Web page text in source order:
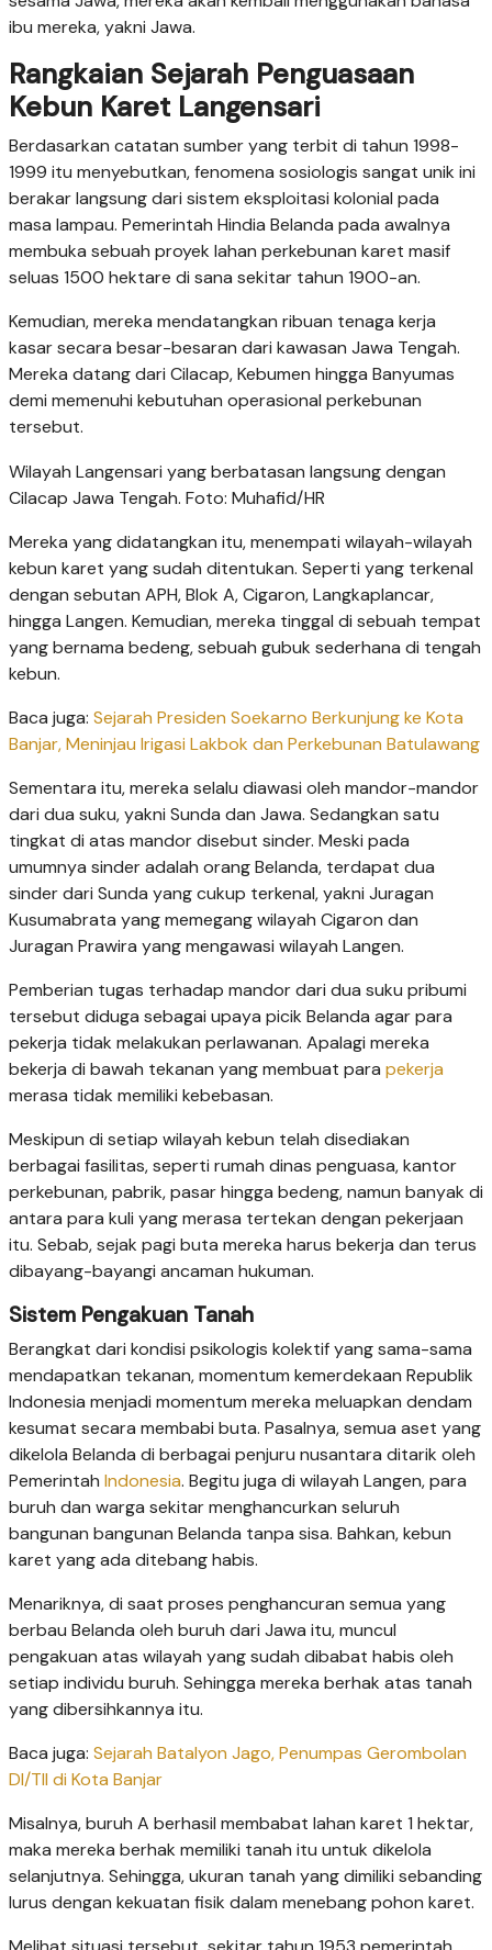
ibu mereka, yakni Jawa.
Rangkaian Sejarah Penguasaan
Kebun Karet Langensari
Berdasarkan catatan sumber yang terbit di tahun 1998-
1999 itu menyebutkan, fenomena sosiologis sangat unik ini
berakar langsung dari sistem eksploitasi kolonial pada
masa lampau. Pemerintah Hindia Belanda pada awalnya
membuka sebuah proyek lahan perkebunan karet masif
seluas 1500 hektare di sana sekitar tahun 1900-an.
Kemudian, mereka mendatangkan ribuan tenaga kerja
kasar secara besar-besaran dari kawasan Jawa Tengah.
Mereka datang dari Cilacap, Kebumen hingga Banyumas
demi memenuhi kebutuhan operasional perkebunan
tersebut.
Wilayah Langensari yang berbatasan langsung dengan
Cilacap Jawa Tengah. Foto: Muhafid/HR
Mereka yang didatangkan itu, menempati wilayah-wilayah
kebun karet yang sudah ditentukan. Seperti yang terkenal
dengan sebutan APH, Blok A, Cigaron, Langkaplancar,
hingga Langen. Kemudian, mereka tinggal di sebuah tempat
yang bernama bedeng, sebuah gubuk sederhana di tengah
kebun.
Baca juga: Sejarah Presiden Soekarno Berkunjung ke Kota
Banjar, Meninjau Irigasi Lakbok dan Perkebunan Batulawang
Sementara itu, mereka selalu diawasi oleh mandor-mandor
dari dua suku, yakni Sunda dan Jawa. Sedangkan satu
tingkat di atas mandor disebut sinder. Meski pada
umumnya sinder adalah orang Belanda, terdapat dua
sinder dari Sunda yang cukup terkenal, yakni Juragan
Kusumabrata yang memegang wilayah Cigaron dan
Juragan Prawira yang mengawasi wilayah Langen.
Pemberian tugas terhadap mandor dari dua suku pribumi
tersebut diduga sebagai upaya picik Belanda agar para
pekerja tidak melakukan perlawanan. Apalagi mereka
bekerja di bawah tekanan yang membuat para pekerja
merasa tidak memiliki kebebasan.
Meskipun di setiap wilayah kebun telah disediakan
berbagai fasilitas, seperti rumah dinas penguasa, kantor
perkebunan, pabrik, pasar hingga bedeng, namun banyak di
antara para kuli yang merasa tertekan dengan pekerjaan
itu. Sebab, sejak pagi buta mereka harus bekerja dan terus
dibayang-bayangi ancaman hukuman.
Sistem Pengakuan Tanah
Berangkat dari kondisi psikologis kolektif yang sama-sama
mendapatkan tekanan, momentum kemerdekaan Republik
Indonesia menjadi momentum mereka meluapkan dendam
kesumat secara membabi buta. Pasalnya, semua aset yang
dikelola Belanda di berbagai penjuru nusantara ditarik oleh
Pemerintah Indonesia. Begitu juga di wilayah Langen, para
buruh dan warga sekitar menghancurkan seluruh
bangunan bangunan Belanda tanpa sisa. Bahkan, kebun
karet yang ada ditebang habis.
Menariknya, di saat proses penghancuran semua yang
berbau Belanda oleh buruh dari Jawa itu, muncul
pengakuan atas wilayah yang sudah dibabat habis oleh
setiap individu buruh. Sehingga mereka berhak atas tanah
yang dibersihkannya itu.
Baca juga: Sejarah Batalyon Jago, Penumpas Gerombolan
DI/TII di Kota Banjar
Misalnya, buruh A berhasil membabat lahan karet 1 hektar,
maka mereka berhak memiliki tanah itu untuk dikelola
selanjutnya. Sehingga, ukuran tanah yang dimiliki sebanding
lurus dengan kekuatan fisik dalam menebang pohon karet.